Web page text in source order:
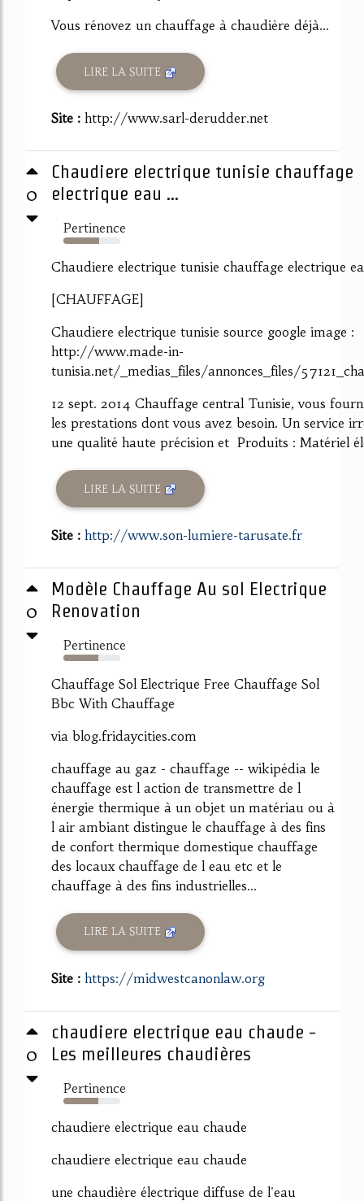
Vous rénovez un chauffage à chaudière déjà...
LIRE LA SUITE
Site : http://www.sarl-derudder.net
0
Chaudiere electrique tunisie chauffage
electrique eau ...
Pertinence
63%
Chaudiere electrique tunisie chauffage electrique
[CHAUFFAGE]
Chaudiere electrique tunisie source google image :
http://www.made-in-
tunisia.net/_medias_files/annonces_files/
12 sept. 2014 Chauffage central Tunisie, vous
les prestations dont vous avez besoin. Un service
une qualité haute précision et Produits : Matériel
LIRE LA SUITE
Site : http://www.son-lumiere-tarusate.fr
0
Modèle Chauffage Au sol Electrique
Renovation
Pertinence
61%
Chauffage Sol Electrique Free Chauffage Sol
Bbc With Chauffage
via blog.fridaycities.com
chauffage au gaz - chauffage -- wikipédia le
chauffage est l action de transmettre de l
énergie thermique à un objet un matériau ou à
l air ambiant distingue le chauffage à des fins
de confort thermique domestique chauffage
des locaux chauffage de l eau etc et le
chauffage à des fins industrielles...
LIRE LA SUITE
Site : https://midwestcanonlaw.org
0
chaudiere electrique eau chaude -
Les meilleures chaudières
Pertinence
61%
chaudiere electrique eau chaude
chaudiere electrique eau chaude
une chaudière électrique diffuse de l'eau